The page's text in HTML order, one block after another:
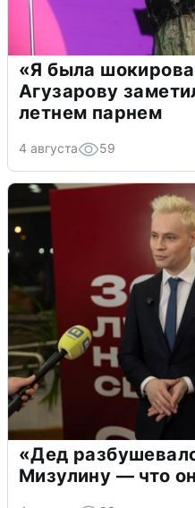
«Я была
Агузарову
летнем парнем
4 августа 59
«Дед
Мизулину — что